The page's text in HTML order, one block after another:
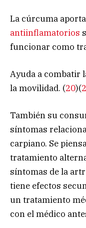
La cúrcuma
antiinflamatorios
funcionar como
Ayuda a combatir
la movilidad. (20)(
También su
síntomas
carpiano. Se
tratamiento
síntomas de la
tiene efectos
un tratamiento
con el médico